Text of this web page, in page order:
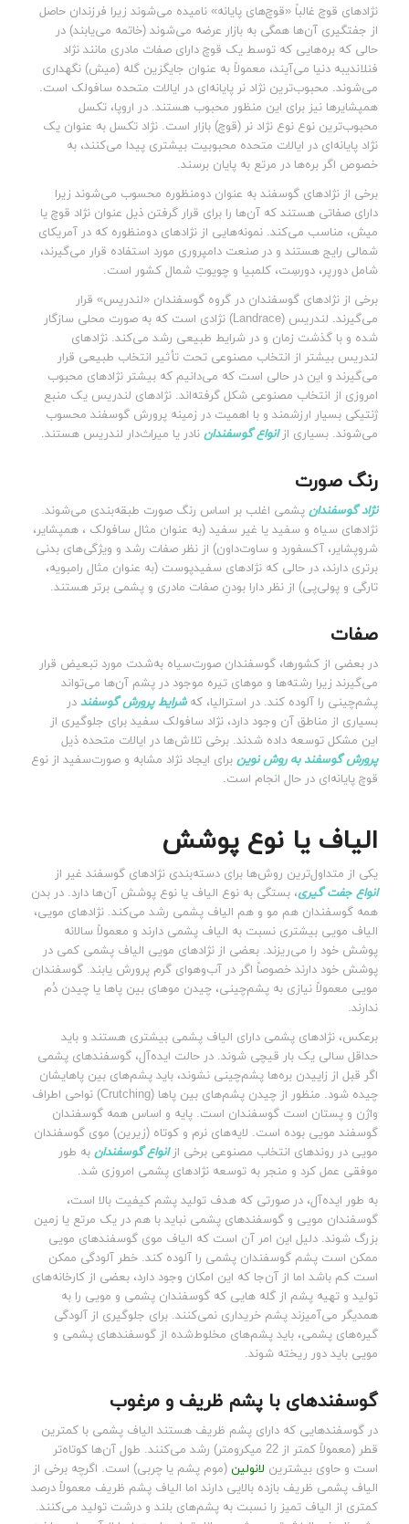
نژادهای قوچ غالباً «قوچ‌های پایانه» نامیده می‌شوند زیرا فرزندان حاصل
از جفتگیری آن‌ها همگی به بازار عرضه می‌شوند (خاتمه می‌یابند) در
حالی که بره‌هایی که توسط یک قوچ دارای صفات مادری مانند نژاد
فنلاندیبه دنیا می‌آیند، معمولاً به عنوان جایگزین گله (میش) نگهداری
می‌شوند. محبوب‌ترین نژاد نر پایانه‌ای در ایالات متحده سافولک است.
همپشایرها نیز برای این منظور محبوب هستند. در اروپا، تکسل
محبوب‌ترین نوع نوع نژاد نر (قوچ) بازار است. نژاد تکسل به عنوان یک
نژاد پایانه‌ای در ایالات متحده محبوبیت بیشتری پیدا می‌کنند، به
خصوص اگر بره‌ها در مرتع به پایان برسند.
برخی از نژادهای گوسفند به عنوان دومنظوره محسوب می‌شوند زیرا
دارای صفاتی هستند که آن‌ها را برای قرار گرفتن ذیل عنوان نژاد قوچ یا
میش، مناسب می‌کند. نمونه‌هایی از نژادهای دومنظوره که در آمریکای
شمالی رایج هستند و در صنعت دامپروری مورد استفاده قرار می‌گیرند،
شامل دورپر، دورسِت، کلمبیا و چویوتِ شمال کشور است.
برخی از نژادهای گوسفندان در گروه گوسفندان «لندریس» قرار
می‌گیرند. لندریس (Landrace) نژادی است که به صورت محلی سازگار
شده و با گذشت زمان و در شرایط طبیعی رشد می‌کند. نژادهای
لندریس بیشتر از انتخاب مصنوعی تحت تأثیر انتخاب طبیعی قرار
می‌گیرند و این در حالی است که می‌دانیم که بیشتر نژادهای محبوب
امروزی از انتخاب مصنوعی شکل گرفته‌اند. نژادهای لندریس یک منبع
ژنتیکی بسیار ارزشمند و با اهمیت در زمینه پرورش گوسفند محسوب
می‌شوند. بسیاری ازانواع گوسفنداننادر یا میراث‌دار لندریس هستند.
رنگ صورت
نژاد گوسفندانپشمی اغلب بر اساس رنگ صورت طبقه‌بندی می‌شوند.
نژادهای سیاه و سفید یا غیر سفید (به عنوان مثال سافولک ، همپشایر،
شروپشایر، آکسفورد و ساوت‌داون) از نظر صفات رشد و ویژگی‌های بدنی
برتری دارند، در حالی که نژادهای سفیدپوست (به عنوان مثال رامبویه،
تارگی و پولی‌پی) از نظر دارا بودنِ صفات مادری و پشمی برتر هستند.
صفات
در بعضی از کشورها، گوسفندان صورت‌سیاه به‌شدت مورد تبعیض قرار
می‌گیرند زیرا رشته‌ها و موهای تیره موجود در پشم آن‌ها می‌تواند
پشم‌چینی را آلوده کند. در استرالیا، کهشرایط پرورش گوسفنددر
بسیاری از مناطق آن وجود دارد، نژاد سافولک سفید برای جلوگیری از
این مشکل توسعه داده شدند. برخی تلاش‌ها در ایالات متحده ذیل
پرورش گوسفند به روش نوینبرای ایجاد نژاد مشابه و صورت‌سفید از نوع
قوچ پایانه‌ای در حال انجام است.
الیاف یا نوع پوشش
یکی از متداول‌ترین روش‌ها برای دسته‌بندی نژادهای گوسفند غیر از
انواع جفت گیری، بستگی به نوع الیاف یا نوع پوشش آن‌ها دارد. در بدن
همه گوسفندان هم مو و هم الیاف پشمی رشد می‌کند. نژادهای مویی،
الیاف مویی بیشتری نسبت به الیاف پشمی دارند و معمولاً سالانه
پوشش خود را می‌ریزند. بعضی از نژادهای مویی الیاف پشمی کمی در
پوشش خود دارند خصوصاً اگر در آب‌وهوای گرم پرورش یابند. گوسفندان
مویی معمولاً نیازی به پشم‌چینی، چیدن موهای بین پاها یا چیدن دُم
ندارند.
برعکس، نژادهای پشمی دارای الیاف پشمی بیشتری هستند و باید
حداقل سالی یک بار قیچی شوند. در حالت ایده‌آل، گوسفندهای پشمی
اگر قبل از زاییدن بره‌ها پشم‌چینی نشوند، باید پشم‌های بین پاهایشان
چیده شود. منظور از چیدن پشم‌‌های بین پاها (Crutching) نواحی اطراف
واژن و پستان است گوسفندان است. پایه و اساس همه گوسفندان
گوسفند مویی بوده است. لایه‌های نرم و کوتاه (زیرین) موی گوسفندان
مویی در روندهای انتخاب مصنوعی برخی ازانواع گوسفندانبه طور
موفقی عمل کرد و منجر به توسعه نژادهای پشمی امروزی شد.
به طور ایده‌آل، در صورتی که هدف تولید پشم کیفیت بالا است،
گوسفندان مویی و گوسفندهای پشمی نباید با هم در یک مرتع یا زمین
بزرگ شوند. دلیل این امر آن است که الیاف موی گوسفندهای مویی
ممکن است پشم گوسفندان پشمی را آلوده کند. خطر آلودگی ممکن
است کم باشد اما از آن‌جا که این امکان وجود دارد، بعضی از کارخانه‌های
تولید و تهیه پشم از گله هایی که گوسفندان پشمی و مویی را به
همدیگر می‌آمیزند پشم خریداری نمی‌کنند. برای جلوگیری از آلودگی
گیره‌های پشمی، باید پشم‌های مخلوط‌شده از گوسفندهای پشمی و
مویی باید دور ریخته شوند.
گوسفندهای با پشم ظریف و مرغوب
در گوسفندهایی که دارای پشم ظریف هستند الیاف پشمی با کمترین
قطر (معمولاً کمتر از 22 میکرومتر) رشد می‌کنند. طول آن‌ها کوتاه‌تر
است و حاوی بیشترین لانولین(موم پشم یا چربی) است. اگرچه برخی از
الیاف پشمی ظریف بازده بالایی دارند اما الیاف پشم ظریف معمولاً درصد
کمتری از الیاف تمیز را نسبت به پشم‌های بلند و درشت تولید می‌کنند.